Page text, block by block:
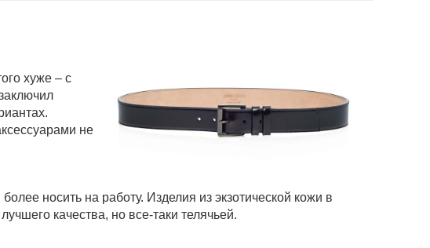
хуже – c
не
носить на работу. Изделия из экзо­тической кожи в
качества, но все-таки телячьей.